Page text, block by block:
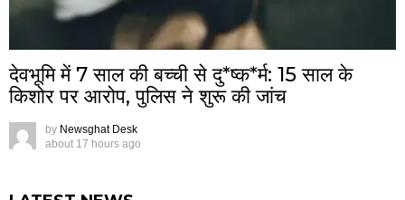
देवभूमि में 7 साल की बच्ची से दु*ष्क*र्म: 15 साल के
किशोर पर आरोप, पुलिस ने शुरू की जांच
by Newsghat Desk
about 17 hours ago